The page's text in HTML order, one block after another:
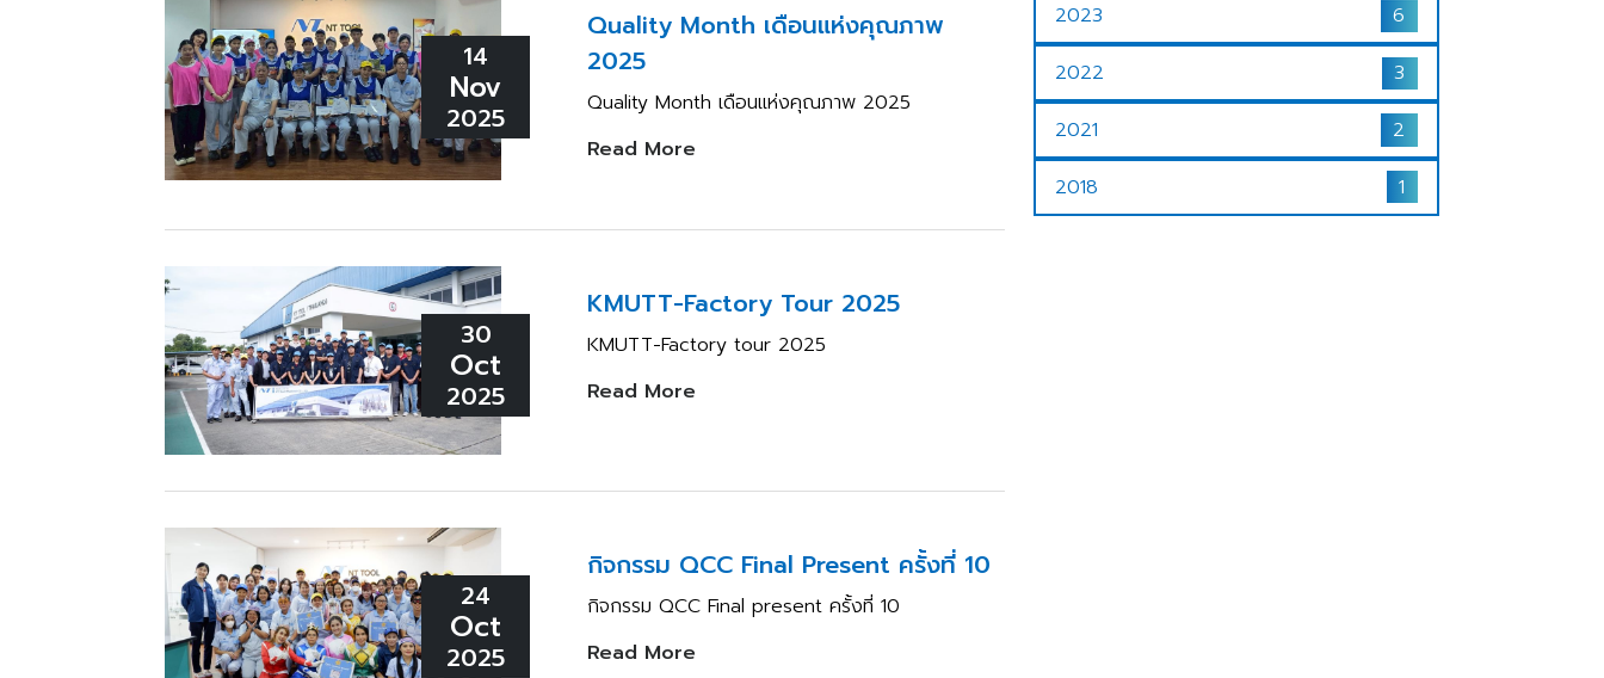
14
Nov
2025
Quality Month เดือนแห่งคุณภาพ
2025
Quality Month เดือนแห่งคุณภาพ 2025
Read More
30
Oct
2025
KMUTT-Factory Tour 2025
KMUTT-Factory tour 2025
Read More
24
Oct
2025
กิจกรรม QCC Final Present ครั้งที่ 10
กิจกรรม QCC Final present ครั้งที่ 10
Read More
2023
6
2022
3
2021
2
2018
1